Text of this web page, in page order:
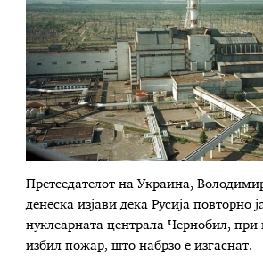
Претседателот на Украина,
денеска изјави дека Русија повторно
нуклеарната централа Чернобил, при
избил пожар, што набрзо е изгаснат.